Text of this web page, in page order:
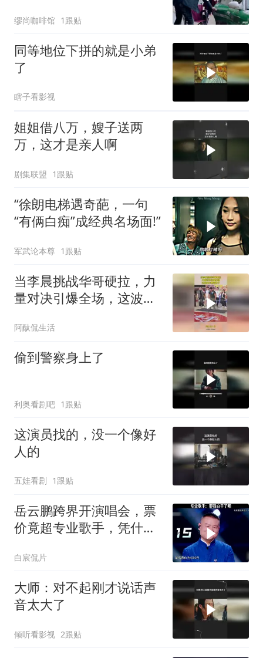
缪尚咖啡馆 1跟贴
同等地位下拼的就是小弟
了
瞎子看影视
姐姐借八万，嫂子送两
万，这才是亲人啊
剧集联盟 1跟贴
“徐朗电梯遇奇葩，一句
“有俩白痴”成经典名场面!”
军武论本尊 1跟贴
当李晨挑战华哥硬拉，力
量对决引爆全场，这波操
阿酞侃生活
偷到警察身上了
利奥看剧吧 1跟贴
这演员找的，没一个像好
人的
五娃看剧 1跟贴
岳云鹏跨界开演唱会，票
价竟超专业歌手，凭什
白宸侃片
大师：对不起刚才说话声
音太大了
倾听看影视 2跟贴